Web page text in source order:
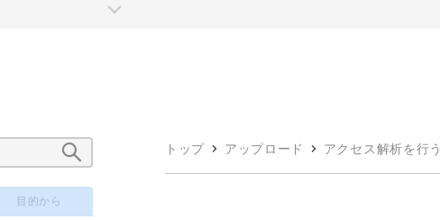
トップ アップロード アクセス解析を行う
目的から